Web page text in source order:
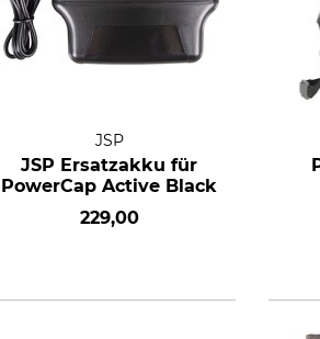
JSP
JSP Ersatzakku für
PowerCap Active Black
229,00